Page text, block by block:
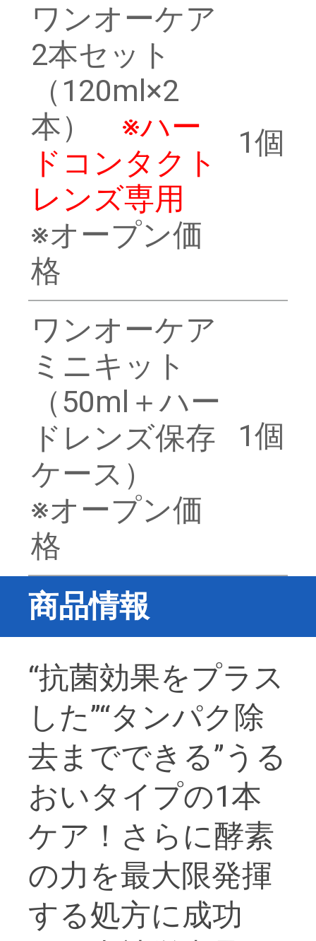
ワンオーケア
2本セット
（120ml×2
本） ※ハー
ドコンタクト
レンズ専用
※オープン価
格
1個
ワンオーケア
ミニキット
（50ml＋ハー
ドレンズ保存
ケース）
※オープン価
格
1個
商品情報
“抗菌効果をプラス
した”“タンパク除
去までできる”うる
おいタイプの1本
ケア！さらに酵素
の力を最大限発揮
する処方に成功